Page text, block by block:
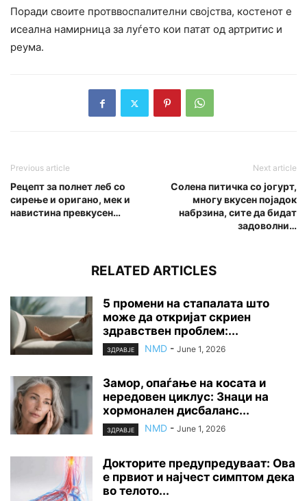
Поради своите протввоспалителни својства, костенот е
исеална намирница за луѓето кои патат од артритис и
реума.
Previous article
Рецепт за полнет леб со
сирење и оригано, мек и
навистина превкусен…
Next article
Солена питичка со јогурт,
многу вкусен појадок
набрзина, сите да бидат
задоволни…
RELATED ARTICLES
5 промени на стапалата што
може да откријат скриен
здравствен проблем:...
ЗДРАВЈЕ NMD - June 1, 2026
Замор, опаѓање на косата и
нередовен циклус: Знаци на
хормонален дисбаланс...
ЗДРАВЈЕ NMD - June 1, 2026
Докторите предупредуваат: Ова
е првиот и најчест симптом дека
во телото...